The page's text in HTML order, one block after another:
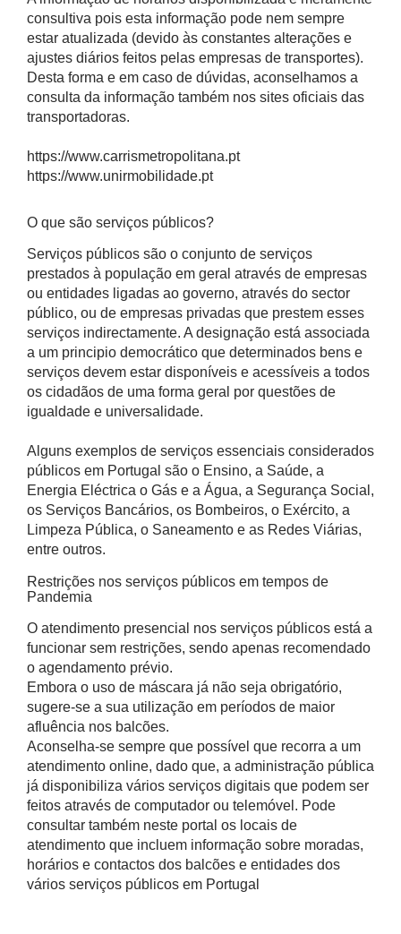
consultiva pois esta informação pode nem sempre
estar atualizada (devido às constantes alterações e
ajustes diários feitos pelas empresas de transportes).
Desta forma e em caso de dúvidas, aconselhamos a
consulta da informação também nos sites oficiais das
transportadoras.
https://www.carrismetropolitana.pt
https://www.unirmobilidade.pt
O que são serviços públicos?
Serviços públicos são o conjunto de serviços
prestados à população em geral através de empresas
ou entidades ligadas ao governo, através do sector
público, ou de empresas privadas que prestem esses
serviços indirectamente. A designação está associada
a um principio democrático que determinados bens e
serviços devem estar disponíveis e acessíveis a todos
os cidadãos de uma forma geral por questões de
igualdade e universalidade.
Alguns exemplos de serviços essenciais considerados
públicos em Portugal são o Ensino, a Saúde, a
Energia Eléctrica o Gás e a Água, a Segurança Social,
os Serviços Bancários, os Bombeiros, o Exército, a
Limpeza Pública, o Saneamento e as Redes Viárias,
entre outros.
Restrições nos serviços públicos em tempos de
Pandemia
O atendimento presencial nos serviços públicos está a
funcionar sem restrições, sendo apenas recomendado
o agendamento prévio.
Embora o uso de máscara já não seja obrigatório,
sugere-se a sua utilização em períodos de maior
afluência nos balcões.
Aconselha-se sempre que possível que recorra a um
atendimento online, dado que, a administração pública
já disponibiliza vários serviços digitais que podem ser
feitos através de computador ou telemóvel. Pode
consultar também neste portal os locais de
atendimento que incluem informação sobre moradas,
horários e contactos dos balcões e entidades dos
vários serviços públicos em Portugal